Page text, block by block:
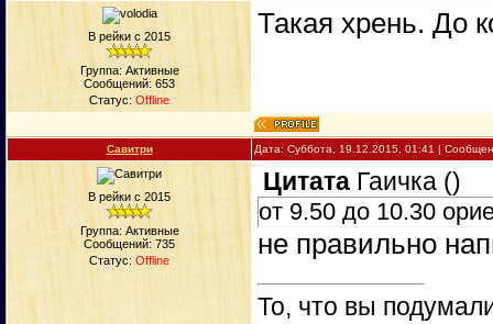
В рейки с 2015
Группа: Активные
Сообщений: 653
Статус: Offline
Такая хрень. До
Савитри Дата: Суббота, 19.12.2015, 01:41 |
В рейки с 2015
Группа: Активные
Сообщений: 735
Статус: Offline
Цитата Гаичка ()
от 9.50 до 10.30
не правильно
То, что вы